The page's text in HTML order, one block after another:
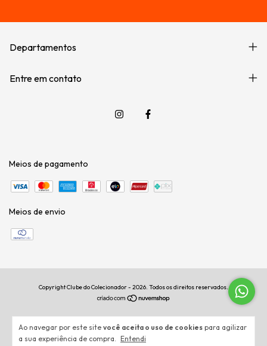
Ao navegar por este site você aceita o uso de cookies para agilizar
a sua experiência de compra. Entendi
Departamentos
Entre em contato
Meios de pagamento
Meios de envio
Copyright Clube do Colecionador - 2026. Todos os direitos reservados.